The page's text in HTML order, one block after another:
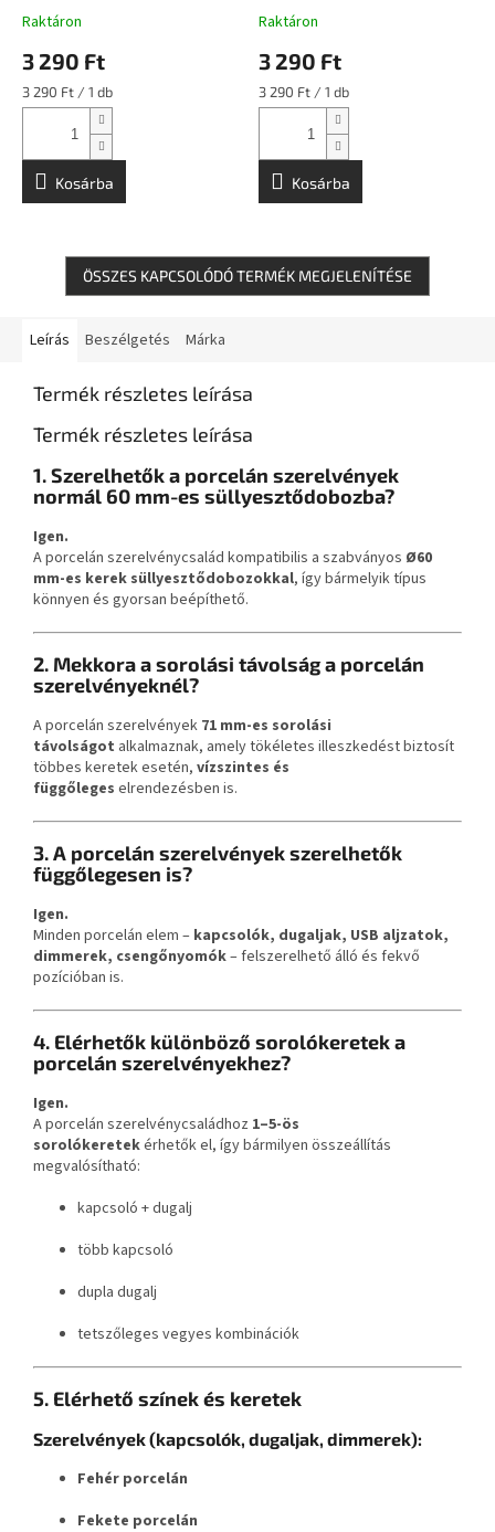
Szerelvényhez |
Raktáron
3 290 Ft
Egységár:
3 290 Ft / 1 db
Kosárba
Szerelvényhez |
Raktáron
3 290 Ft
Egységár:
3 290 Ft / 1 db
Kosárba
ÖSSZES KAPCSOLÓDÓ TERMÉK MEGJELENÍTÉSE
Leírás Beszélgetés Márka
Termék részletes leírása
Termék részletes leírása
1. Szerelhetők a porcelán szerelvények
normál 60 mm-es süllyesztődobozba?
Igen.
A porcelán szerelvénycsalád kompatibilis a szabványos Ø60
mm-es kerek süllyesztődobozokkal, így bármelyik típus
könnyen és gyorsan beépíthető.
2. Mekkora a sorolási távolság a porcelán
szerelvényeknél?
A porcelán szerelvények 71 mm-es sorolási
távolságot alkalmaznak, amely tökéletes illeszkedést biztosít
többes keretek esetén, vízszintes és
függőleges elrendezésben is.
3. A porcelán szerelvények szerelhetők
függőlegesen is?
Igen.
Minden porcelán elem – kapcsolók, dugaljak, USB aljzatok,
dimmerek, csengőnyomók– felszerelhető álló és fekvő
pozícióban is.
4. Elérhetők különböző sorolókeretek a
porcelán szerelvényekhez?
Igen.
A porcelán szerelvénycsaládhoz 1–5-ös
sorolókeretekérhetők el, így bármilyen összeállítás
megvalósítható:
kapcsoló + dugalj
több kapcsoló
dupla dugalj
tetszőleges vegyes kombinációk
5. Elérhető színek és keretek
Szerelvények (kapcsolók, dugaljak, dimmerek):
Fehér porcelán
Fekete porcelán